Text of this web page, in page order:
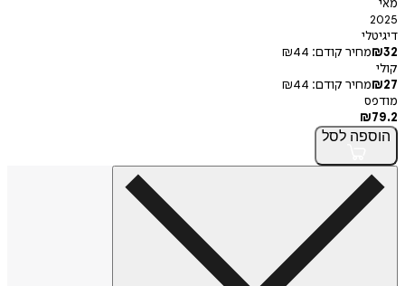
מאי
2025
דיגיטלי
₪32 מחיר קודם: ₪44
קולי
₪27 מחיר קודם: ₪44
מודפס
₪79.2
הוספה לסל